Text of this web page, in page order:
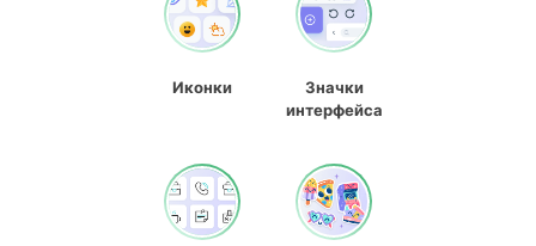
Иконки
Значки
интерфейса